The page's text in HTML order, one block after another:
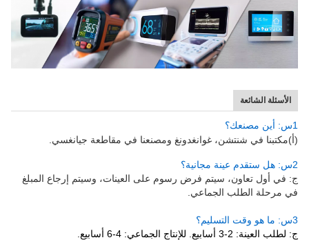
الأسئلة الشائعة
1س: أين مصنعك؟
(أ)مكتبنا في شنتشن، غوانغدونغ ومصنعنا في مقاطعة جيانغسي.
2س: هل ستقدم عينة مجانية؟
ج: في أول تعاون، سيتم فرض رسوم على العينات، وسيتم إرجاع المبلغ
في مرحلة الطلب الجماعي.
3س: ما هو وقت التسليم؟
ج: لطلب العينة: 2-3 أسابيع. للإنتاج الجماعي: 4-6 أسابيع.